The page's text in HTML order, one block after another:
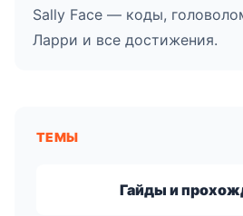
Sally Face — коды,
Ларри и все достижения.
ТЕМЫ
Гайды и